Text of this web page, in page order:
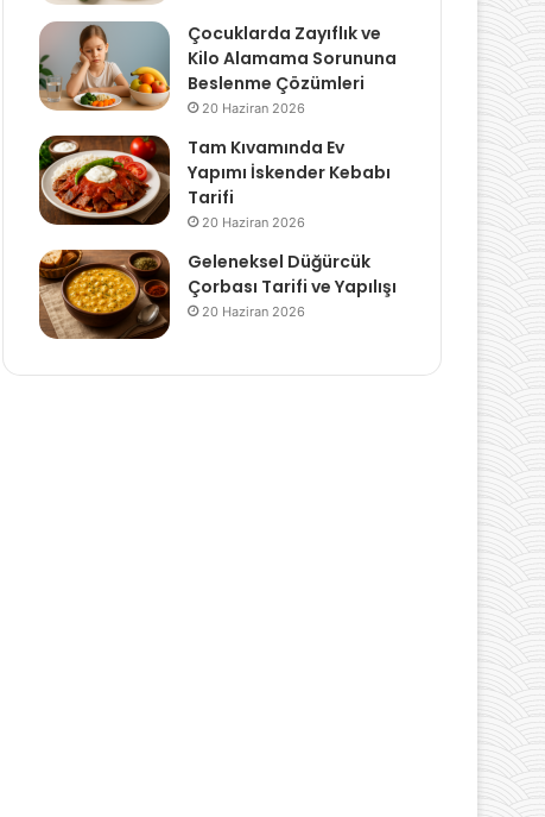
Çocuklarda Zayıflık ve
Kilo Alamama Sorununa
Beslenme Çözümleri
20 Haziran 2026
Tam Kıvamında Ev
Yapımı İskender Kebabı
Tarifi
20 Haziran 2026
Geleneksel Düğürcük
Çorbası Tarifi ve Yapılışı
20 Haziran 2026